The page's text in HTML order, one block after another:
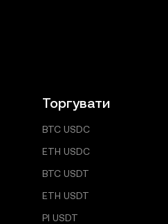
Торгувати
BTC USDC
ETH USDC
BTC USDT
ETH USDT
PI USDT